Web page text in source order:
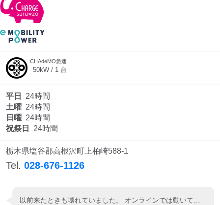
CHAdeMO急速
50kW / 1 台
平日
24時間
土曜 24時間
日曜 24時間
祝祭日
24時間
栃木県塩谷郡高根沢町上柏崎588-1
Tel. 028-676-1126
以前来たときも壊れていました。 オンラインでは動いているように見えるのですが。 残り走行可能12キロでこれは困ります。 道の駅としてのコンテンツ(何が売りなのか？)も分かりづらくもう来ないかな…